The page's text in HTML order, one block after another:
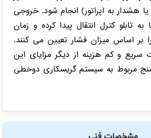
هشدار به اپراتور) انجام شود. خروجی
تابلو کترل انتقال پیدا کرده و زمان
بر اساس میزان فشار تعیین می کنند.
سریع و کم هزینه از دیگر مزایای این
مربوط به سیستم گریسکاری دوخطی